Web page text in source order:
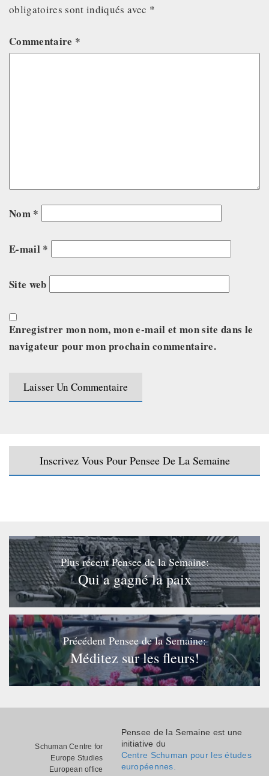
obligatoires sont indiqués avec *
Commentaire *
Nom *
E-mail *
Site web
Enregistrer mon nom, mon e-mail et mon site dans le
navigateur pour mon prochain commentaire.
Inscrivez Vous Pour Pensee De La Semaine
Plus récent Pensee de la Semaine:
Qui a gagné la paix
Précédent Pensee de la Semaine:
Méditez sur les fleurs!
Schuman Centre for
Europe Studies
European office
Pensee de la Semaine est une
initiative du
Centre Schuman pour les études
européennes.